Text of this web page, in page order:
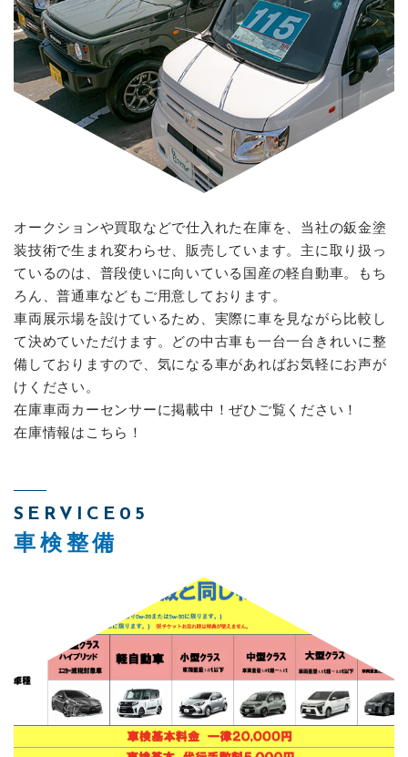
オークションや買取などで仕入れた在庫を、当社の鈑金塗
装技術で生まれ変わらせ、販売しています。主に取り扱っ
ているのは、普段使いに向いている国産の軽自動車。もち
ろん、普通車などもご用意しております。
車両展示場を設けているため、実際に車を見ながら比較し
て決めていただけます。どの中古車も一台一台きれいに整
備しておりますので、気になる車があればお気軽にお声が
けください。
在庫車両カーセンサーに掲載中！ぜひご覧ください！
在庫情報はこちら！
SERVICE05
車検整備